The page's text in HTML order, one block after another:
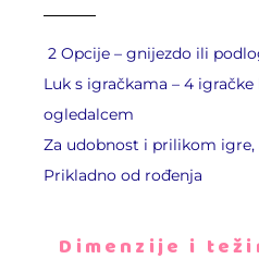
2 Opcije – gnijezdo ili
Luk s igračkama – 4
ogledalcem
Za udobnost i prilikom
Prikladno od rođenja
Dimenzije i